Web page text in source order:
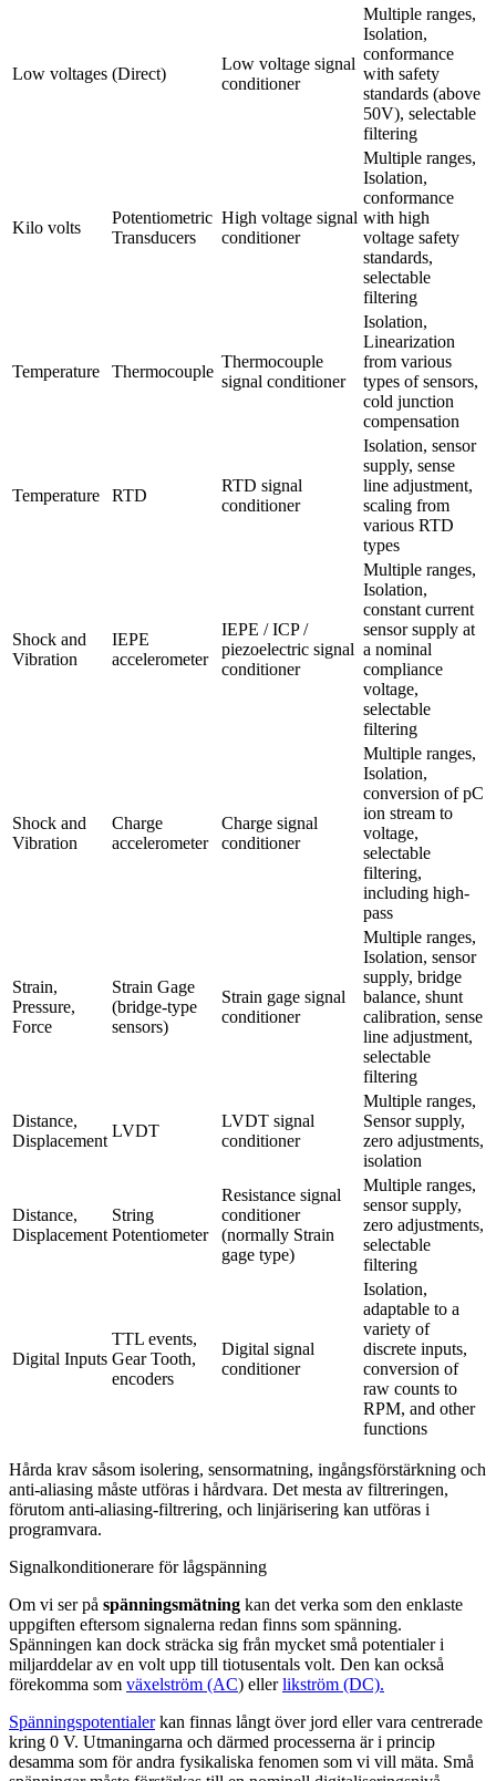
Low voltages (Direct)
Low voltage signal
conditioner
Multiple ranges,
Isolation,
conformance
with safety
standards (above
50V), selectable
filtering
Kilo volts
Potentiometric
Transducers
High voltage signal
conditioner
Multiple ranges,
Isolation,
conformance
with high
voltage safety
standards,
selectable
filtering
Temperature Thermocouple
Thermocouple
signal conditioner
Isolation,
Linearization
from various
types of sensors,
cold junction
compensation
Temperature RTD
RTD signal
conditioner
Isolation, sensor
supply, sense
line adjustment,
scaling from
various RTD
types
Shock and
Vibration
IEPE
accelerometer
IEPE / ICP /
piezoelectric signal
conditioner
Multiple ranges,
Isolation,
constant current
sensor supply at
a nominal
compliance
voltage,
selectable
filtering
Shock and
Vibration
Charge
accelerometer
Charge signal
conditioner
Multiple ranges,
Isolation,
conversion of pC
ion stream to
voltage,
selectable
filtering,
including high-
pass
Strain,
Pressure,
Force
Strain Gage
(bridge-type
sensors)
Strain gage signal
conditioner
Multiple ranges,
Isolation, sensor
supply, bridge
balance, shunt
calibration, sense
line adjustment,
selectable
filtering
Distance,
Displacement
LVDT
LVDT signal
conditioner
Multiple ranges,
Sensor supply,
zero adjustments,
isolation
Distance,
Displacement
String
Potentiometer
Resistance signal
conditioner
(normally Strain
gage type)
Multiple ranges,
sensor supply,
zero adjustments,
selectable
filtering
Digital Inputs
TTL events,
Gear Tooth,
encoders
Digital signal
conditioner
Isolation,
adaptable to a
variety of
discrete inputs,
conversion of
raw counts to
RPM, and other
functions
Hårda krav såsom isolering, sensormatning, ingångsförstärkning och
anti-aliasing måste utföras i hårdvara. Det mesta av filtreringen,
förutom anti-aliasing-filtrering, och linjärisering kan utföras i
programvara.
Signalkonditionerare för lågspänning
Om vi ser på spänningsmätning kan det verka som den enklaste
uppgiften eftersom signalerna redan finns som spänning.
Spänningen kan dock sträcka sig från mycket små potentialer i
miljarddelar av en volt upp till tiotusentals volt. Den kan också
förekomma som växelström (AC) ellerlikström (DC).
Spänningspotentialerkan finnas långt över jord eller vara centrerade
kring 0 V. Utmaningarna och därmed processerna är i princip
desamma som för andra fysikaliska fenomen som vi vill mäta. Små